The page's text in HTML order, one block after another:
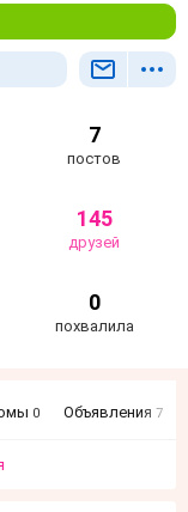
7
постов
145
друзей
0
похвалила
0 Объявления 7